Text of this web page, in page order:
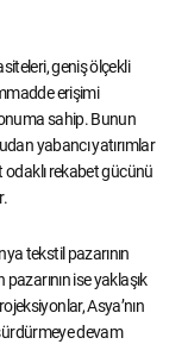
geniş ölçekli
erişimi
sahip. Bunun
yabancı yatırımlar
rekabet gücünü
tekstil pazarının
ise yaklaşık
Asya’nın
devam